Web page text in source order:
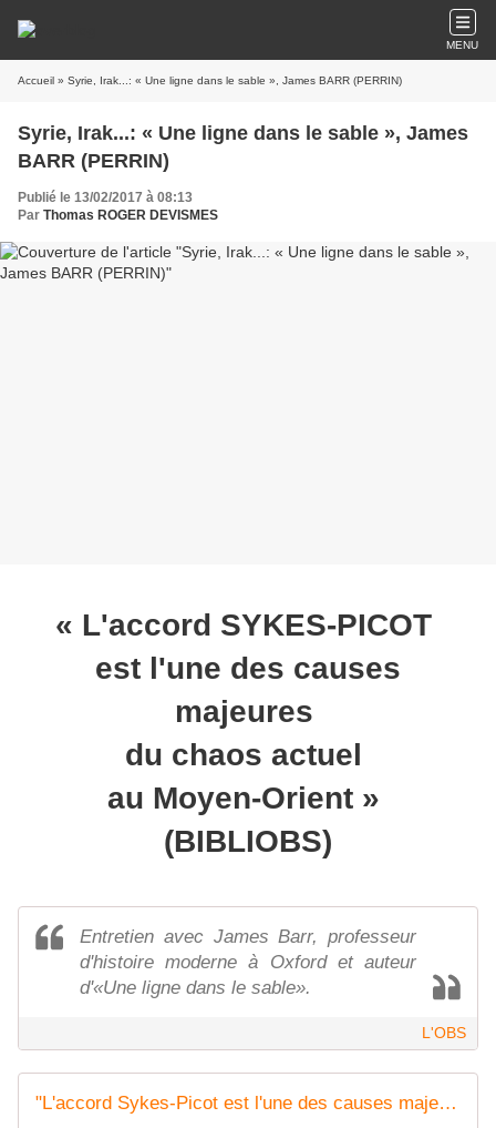
MENU
Accueil » Syrie, Irak...: « Une ligne dans le sable », James BARR (PERRIN)
Syrie, Irak...: « Une ligne dans le sable », James
BARR (PERRIN)
Publié le 13/02/2017 à 08:13
Par Thomas ROGER DEVISMES
« L'accord SYKES-PICOT
est l'une des causes
majeures
du chaos actuel
au Moyen-Orient »
(BIBLIOBS)
Entretien avec James Barr, professeur
d'histoire moderne à Oxford et auteur
d'«Une ligne dans le sable».
L'OBS
"L'accord Sykes-Picot est l'une des causes majeures du chaos actuel au Moyen-Orient"